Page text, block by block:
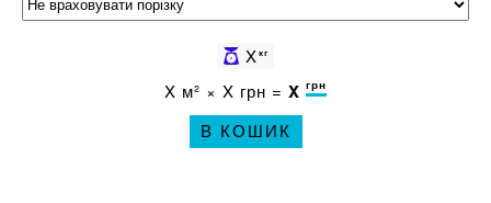
Xкг
X м² × X грн = X грн
В КОШИК